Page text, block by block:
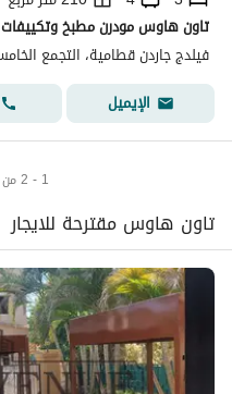
فيلدج جاردن قطامية، التجمع
الإيميل
1 - 2 من 2 تاون هاوس
تاون هاوس مقترحة للايجار